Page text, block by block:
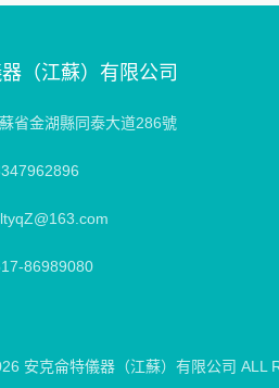
（江蘇）有限公司
省金湖縣同泰大道286號
86989080
安克侖特儀器（江蘇）有限公司 ALL